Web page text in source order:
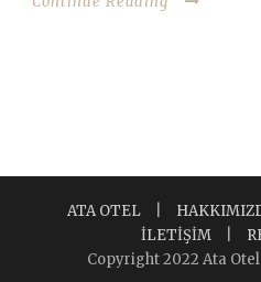
ATA OTEL
İLETİŞİM
Copyright 2022 Ata Otel